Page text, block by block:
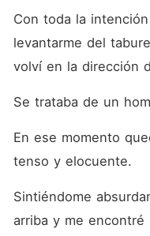
Con toda la
levantarme del
volví en la dirección
Se trataba de un
En ese momento
tenso y elocuente.
Sintiéndome
arriba y me